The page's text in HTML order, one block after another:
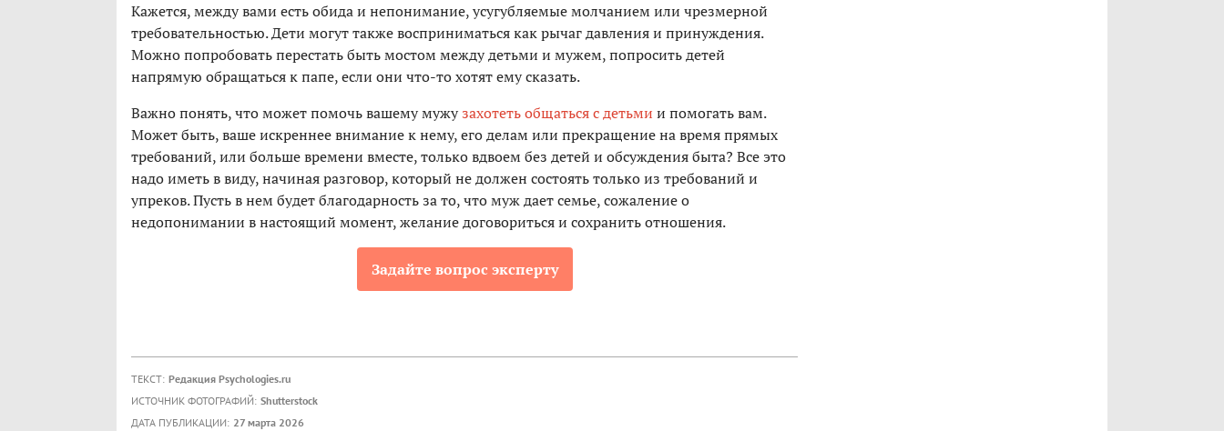
Кажется, между вами есть обида и непонимание, усугубляемые молчанием или чрезмерной
требовательностью. Дети могут также восприниматься как рычаг давления и принуждения.
Можно попробовать перестать быть мостом между детьми и мужем, попросить детей
напрямую обращаться к папе, если они что-то хотят ему сказать.
Важно понять, что может помочь вашему мужузахотеть общаться с детьми и помогать вам.
Может быть, ваше искреннее внимание к нему, его делам или прекращение на время прямых
требований, или больше времени вместе, только вдвоем без детей и обсуждения быта? Все это
надо иметь в виду, начиная разговор, который не должен состоять только из требований и
упреков. Пусть в нем будет благодарность за то, что муж дает семье, сожаление о
недопонимании в настоящий момент, желание договориться и сохранить отношения.
Задайте вопрос эксперту
ТЕКСТ: Редакция Psychologies.ru
ИСТОЧНИК ФОТОГРАФИЙ: Shutterstock
ДАТА ПУБЛИКАЦИИ: 27 марта 2026